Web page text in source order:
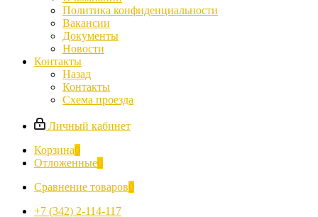
Политика конфиденциальности
Вакансии
Документы
Новости
Контакты
Назад
Контакты
Схема проезда
Личный кабинет
Корзина0
Отложенные0
Сравнение товаров0
+7 (342) 2-114-117